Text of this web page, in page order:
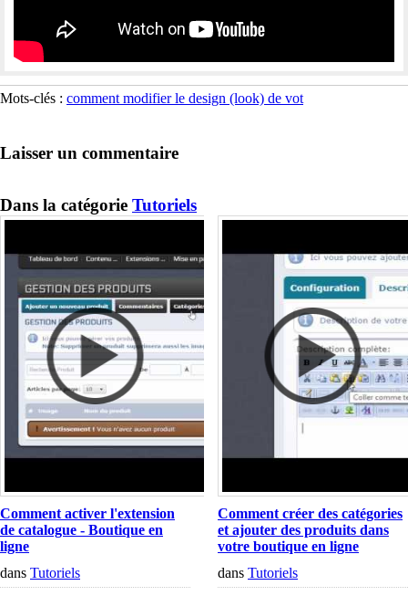
Mots-clés : comment modifier le design (look) de vot
Laisser un commentaire
Dans la catégorie Tutoriels
Comment activer l'extension
de catalogue - Boutique en
ligne
dans Tutoriels
Comment créer des catégories
et ajouter des produits dans
votre boutique en ligne
dans Tutoriels